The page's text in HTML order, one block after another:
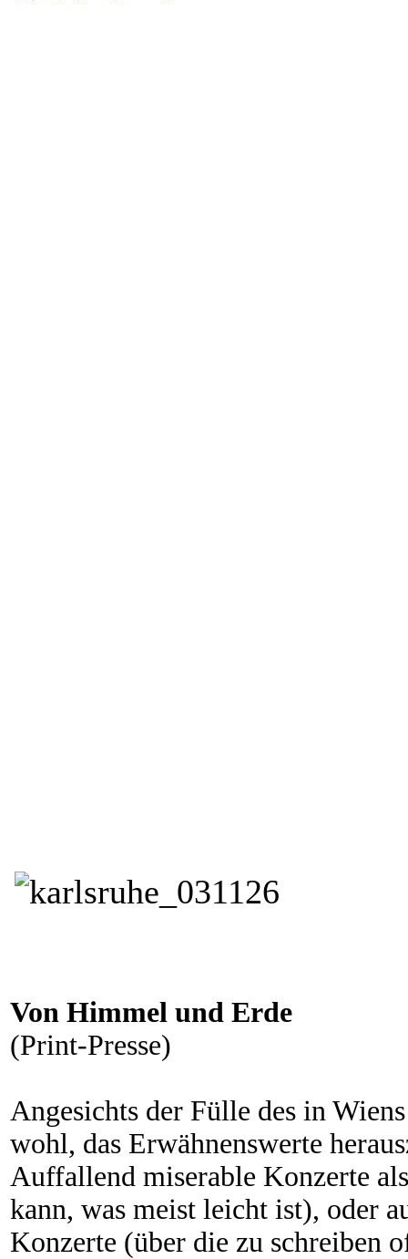
Von Himmel und Erde
(Print-Presse)
Angesichts der Fülle des in
wohl, das Erwähnenswerte
Auffallend miserable Konzerte
kann, was meist leicht ist), oder
Konzerte (über die zu schreiben